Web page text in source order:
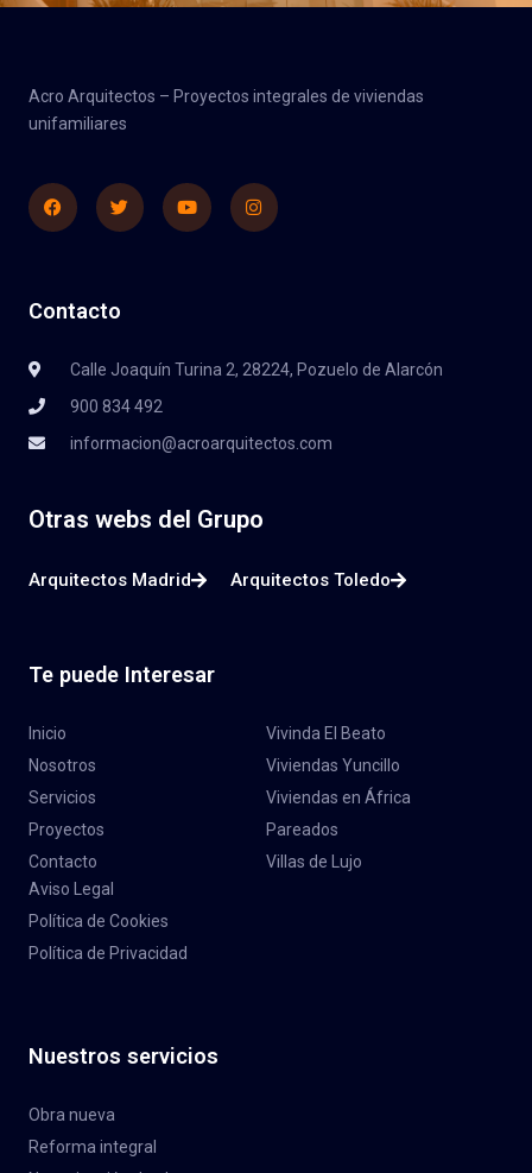
Acro Arquitectos – Proyectos integrales de viviendas
unifamiliares
FacebookTwitter Youtube Instagram
Contacto
Calle Joaquín Turina 2, 28224, Pozuelo de Alarcón
900 834 492
informacion@acroarquitectos.com
Otras webs del Grupo
Arquitectos Madrid Arquitectos Toledo
Te puede Interesar
Inicio
Nosotros
Servicios
Proyectos
Contacto
Vivinda El Beato
Viviendas Yuncillo
Viviendas en África
Pareados
Villas de Lujo
Aviso Legal
Política de Cookies
Política de Privacidad
Nuestros servicios
Obra nueva
Reforma integral